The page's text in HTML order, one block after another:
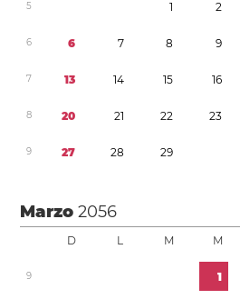
5 1 2
6 6 7 8 9
7 13 14 15 16
8 20 21 22 23
9 27 28 29
Marzo2056
D L M M
9 1